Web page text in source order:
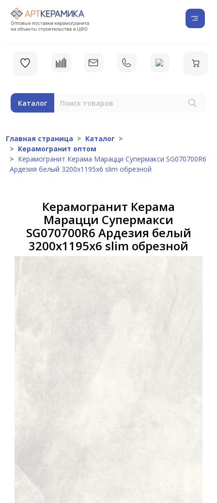
Каталог
Главная страница
Каталог
Керамогранит оптом
Керамогранит Керама Марацци Супермакси SG070700R6
Ардезия белый 3200x1195x6 slim обрезной
Керамогранит Керама
Марацци Супермакси
SG070700R6 Ардезия белый
3200x1195x6 slim обрезной